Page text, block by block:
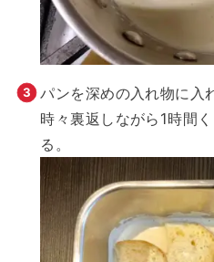
パンを深めの入れ物に入
時々裏返しながら1時間
る。